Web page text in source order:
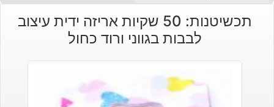
המקורי
היה:
הנוכחי
הוא:
תכשיטנות: 50 שקיות אריזה ידית עיצוב
לבבות בגווני ורוד כחול